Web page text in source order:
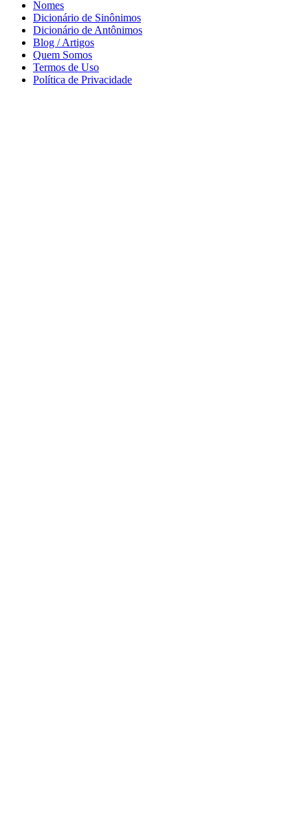
Nomes
Dicionário de Sinônimos
Dicionário de Antônimos
Blog / Artigos
Quem Somos
Termos de Uso
Política de Privacidade